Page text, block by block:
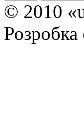
© 2010
Розробка